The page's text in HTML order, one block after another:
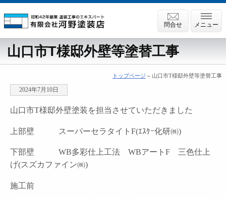
メニュー
問合せ
山口市T様邸外壁等塗替工事
トップページ » 山口市T様邸外壁等塗替工事
2024年7月10日
山口市T様邸外壁塗装を担当させていただきました
上部壁 スーパーセラタイトF(ｴｽｹｰ化研㈱)
下部壁 WB多彩仕上工法 WBアートF 三色仕上
げ(スズカファイン㈱)
施工前